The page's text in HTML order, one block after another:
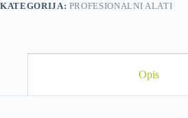
KATEGORIJA: PROFESIONALNI ALATI
Opis